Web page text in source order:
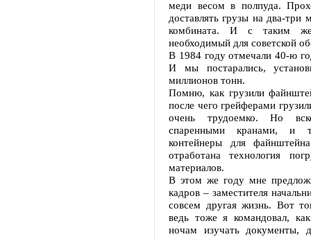
меди весом в полпуда.
доставлять грузы на два-
комбината. И с таким же
необходимый для советской
В 1984 году отмечали 40-ю
И мы постарались,
миллионов тонн.
Помню, как грузили
после чего грейферами
очень трудоемко. Но
спаренными кранами, и
контейнеры для
отработана технология
материалов.
В этом же году мне
кадров – заместителя
совсем другая жизнь. Вот
ведь тоже я командовал,
ночам изучать документы,